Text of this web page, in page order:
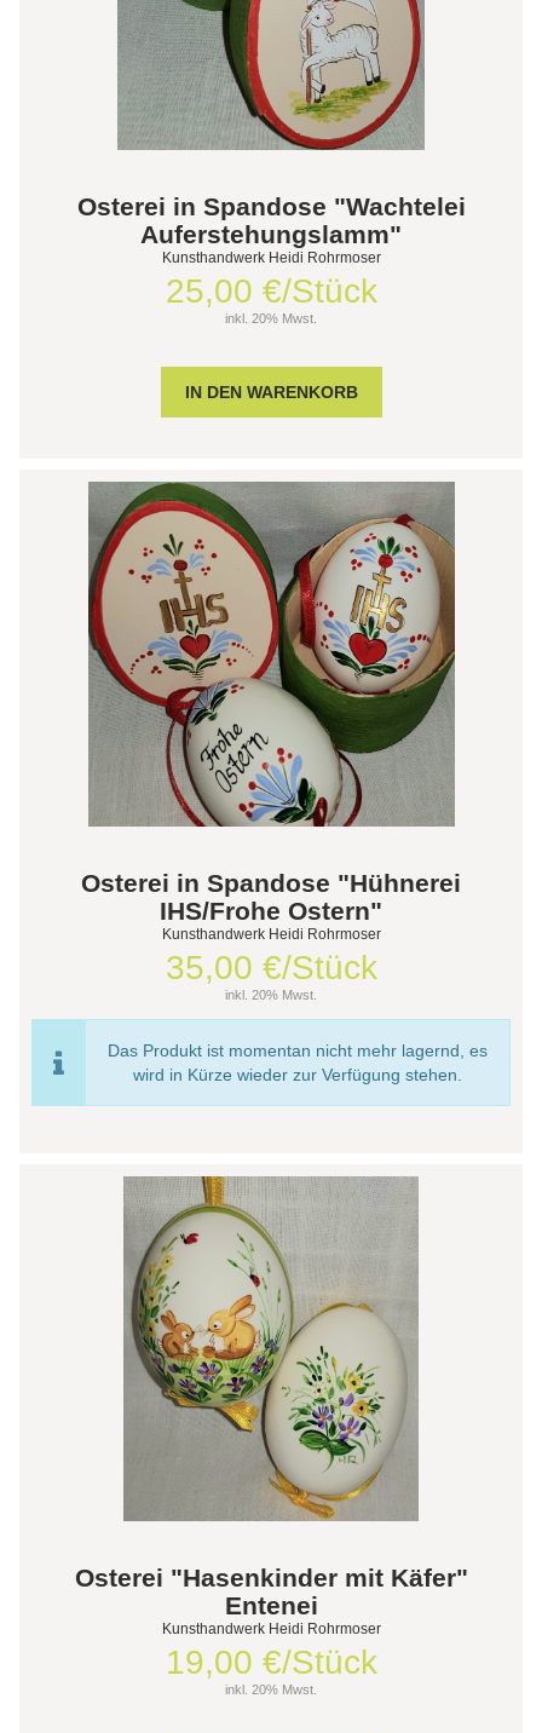
Osterei in Spandose "Wachtelei
Auferstehungslamm"
Kunsthandwerk Heidi Rohrmoser
25,00 €/Stück
inkl. 20% Mwst.
Osterei in Spandose "Hühnerei
IHS/Frohe Ostern"
Kunsthandwerk Heidi Rohrmoser
35,00 €/Stück
inkl. 20% Mwst.
Das Produkt ist momentan nicht mehr lagernd, es
wird in Kürze wieder zur Verfügung stehen.
Osterei "Hasenkinder mit Käfer"
Entenei
Kunsthandwerk Heidi Rohrmoser
19,00 €/Stück
inkl. 20% Mwst.